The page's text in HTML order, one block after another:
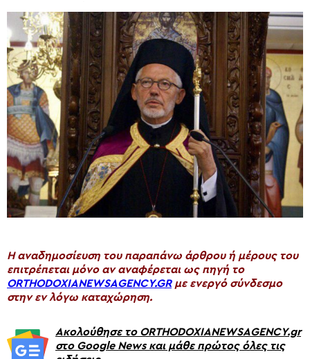
H αναδημοσίευση του παραπάνω άρθρου ή μέρους του
επιτρέπεται μόνο αν αναφέρεται ως πηγή το
ORTHODOXIANEWSAGENCY.GRμε ενεργό σύνδεσμο
στην εν λόγω καταχώρηση.
Ακολούθησε το ORTHODOXIANEWSAGENCY.gr
στο Google News και μάθε πρώτος όλες τις